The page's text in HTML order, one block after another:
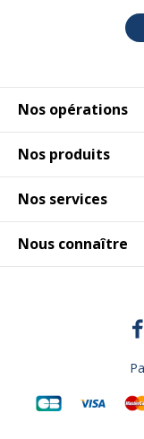
Nos opérations
Nos produits
Nos services
Nous connaître